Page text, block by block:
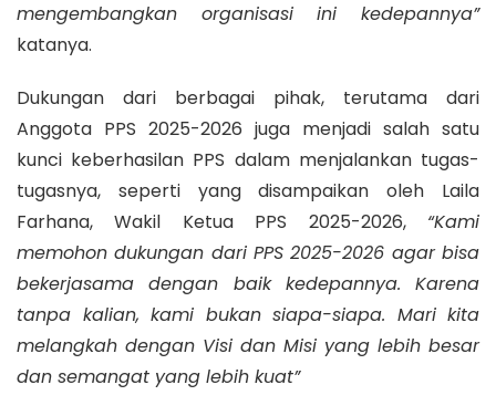
mengembangkan organisasi ini kedepannya”
katanya.
Dukungan dari berbagai pihak, terutama dari
Anggota PPS 2025-2026 juga menjadi salah satu
kunci keberhasilan PPS dalam menjalankan tugas-
tugasnya, seperti yang disampaikan oleh Laila
Farhana, Wakil Ketua PPS 2025-2026, “Kami
memohon dukungan dari PPS 2025-2026 agar bisa
bekerjasama dengan baik kedepannya. Karena
tanpa kalian, kami bukan siapa-siapa. Mari kita
melangkah dengan Visi dan Misi yang lebih besar
dan semangat yang lebih kuat”